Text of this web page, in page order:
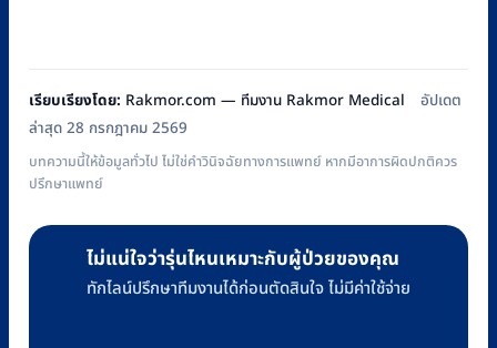
เรียบเรียงโดย: Rakmor.com — ทีมงาน Rakmor Medical
อัปเดต
ล่าสุด 28 กรกฎาคม 2569
บทความนี้ให้ข้อมูลทั่วไป ไม่ใช่คำวินิจฉัยทางการแพทย์ หากมีอาการผิดปกติควร
ปรึกษาแพทย์
ไม่แน่ใจว่ารุ่นไหนเหมาะกับผู้ป่วยของคุณ
ทักไลน์ปรึกษาทีมงานได้ก่อนตัดสินใจ ไม่มีค่าใช้จ่าย